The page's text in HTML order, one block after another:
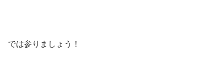
では参りましょう！